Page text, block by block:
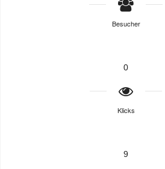
Besucher
0
Klicks
9